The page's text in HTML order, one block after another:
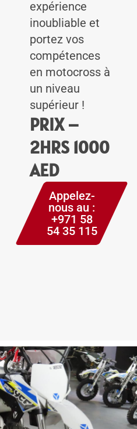
expérience
inoubliable et
portez vos
compétences
en motocross à
un niveau
supérieur !
PRIX –
2HRS 1000
AED
Appelez-
nous au :
+971 58
54 35 115